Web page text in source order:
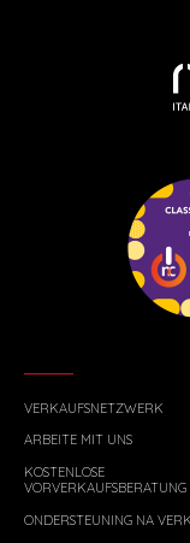
VERKAUFSNETZWERK
ARBEITE MIT UNS
KOSTENLOSE
VORVERKAUFSBERATUNG
ONDERSTEUNING NA